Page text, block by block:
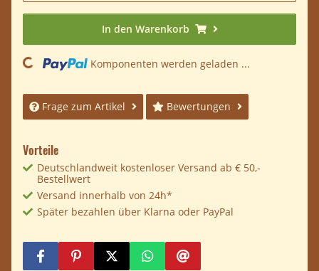
In den Warenkorb
Komponenten werden geladen ...
Frage zum Artikel Bewertungen
Vorteile
Deutschlandweit kostenloser Versand ab € 50,-
Bestellwert
Versand innerhalb von 24h*
Später bezahlen über Klarna oder PayPal